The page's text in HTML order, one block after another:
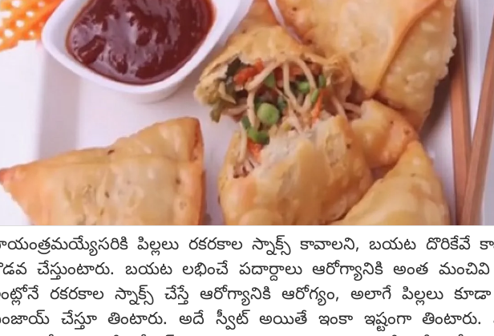
పిల్లలు రకరకాల స్నాక్స్ కావాలని, బయట దొరికేవే
చేస్తుంటారు. బయట లభించే పదార్దాలు ఆరోగ్యానికి అంత మంచివి
రకరకాల స్నాక్స్ చేస్తే ఆరోగ్యానికి ఆరోగ్యం, అలాగే పిల్లలు
చేస్తూ తింటారు. అదే స్వీట్ అయితే ఇంకా ఇష్టంగా తింటారు.